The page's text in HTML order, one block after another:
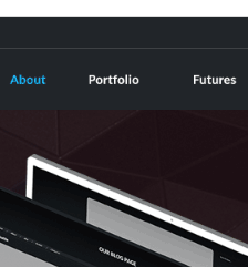
Laatst geüpdatet
Actieve installaties
Wordpress versie